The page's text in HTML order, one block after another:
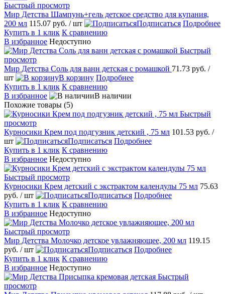
Быстрый просмотр
Мир Детства Шампунь+гель детское средство для купания,
200 мл 115.07 руб. / шт Подписаться Подробнее
Купить в 1 клик К сравнению
В избранное Недоступно
Быстрый
просмотр
Мир Детства Соль для ванн детская с ромашкой 71.73 руб. /
шт
В корзину Подробнее
Купить в 1 клик К сравнению
В избранное
В наличии
Похожие товары (5)
Быстрый
просмотр
Курносики Крем под подгузник детский , 75 мл 101.53 руб. /
шт
Подписаться Подробнее
Купить в 1 клик К сравнению
В избранное Недоступно
Быстрый просмотр
Курносики Крем детский с экстрактом календулы 75 мл 75.63
руб. / шт Подписаться Подробнее
Купить в 1 клик К сравнению
В избранное Недоступно
Быстрый просмотр
Мир Детства Молочко детское увлажняющее, 200 мл 119.15
руб. / шт Подписаться Подробнее
Купить в 1 клик К сравнению
В избранное Недоступно
Быстрый
просмотр